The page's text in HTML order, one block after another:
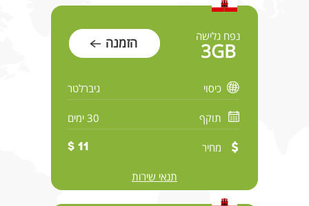
נפח גלישה
3GB הזמנה
כיסוי גיברלטר
תוקף 30 ימים
מחיר 11 $
תנאי שירות